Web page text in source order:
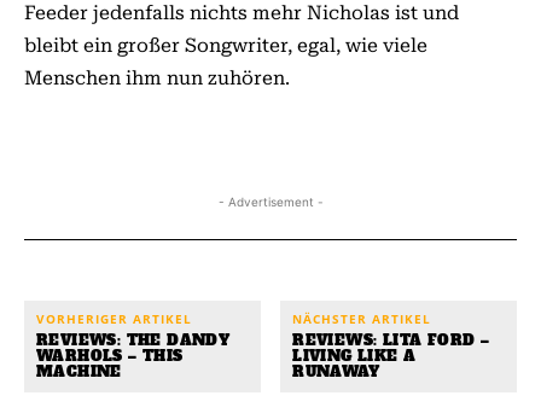
Feeder jedenfalls nichts mehr Nicholas ist und
bleibt ein großer Songwriter, egal, wie viele
Menschen ihm nun zuhören.
- Advertisement -
VORHERIGER ARTIKEL
REVIEWS: THE DANDY
WARHOLS – THIS
MACHINE
NÄCHSTER ARTIKEL
REVIEWS: LITA FORD –
LIVING LIKE A
RUNAWAY